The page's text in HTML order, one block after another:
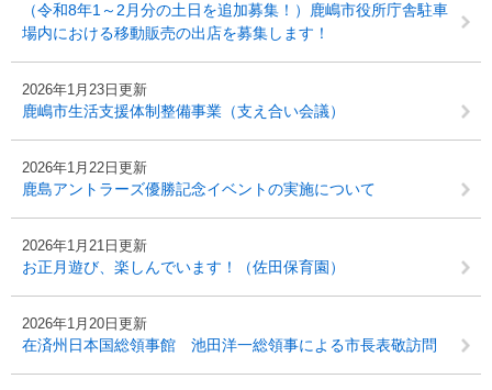
（令和8年1～2月分の土日を追加募集！）鹿嶋市役所庁舎駐車
場内における移動販売の出店を募集します！
2026年1月23日更新
鹿嶋市生活支援体制整備事業（支え合い会議）
2026年1月22日更新
鹿島アントラーズ優勝記念イベントの実施について
2026年1月21日更新
お正月遊び、楽しんでいます！（佐田保育園）
2026年1月20日更新
在済州日本国総領事館 池田洋一総領事による市長表敬訪問